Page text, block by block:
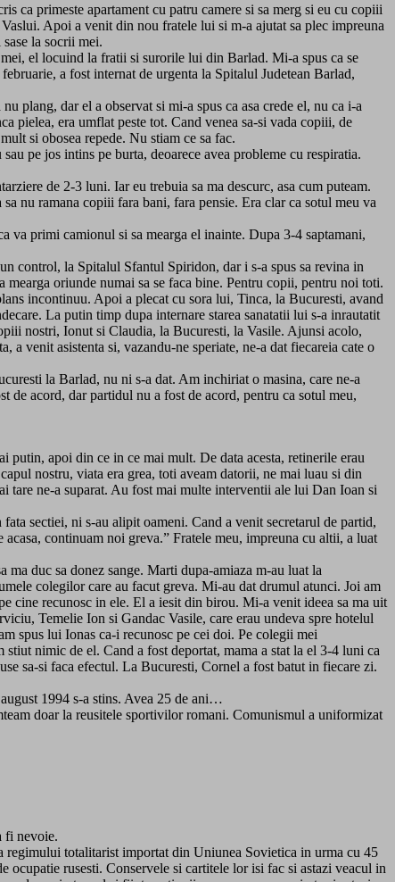
ca primeste apartament cu patru camere si sa merg si eu cu copiii
Apoi a venit din nou fratele lui si m-a ajutat sa plec impreuna
la socrii mei.
el locuind la fratii si surorile lui din Barlad. Mi-a spus ca se
a fost internat de urgenta la Spitalul Judetean Barlad,
plang, dar el a observat si mi-a spus ca asa crede el, nu ca i-a
pielea, era umflat peste tot. Cand venea sa-si vada copiii, de
si obosea repede. Nu stiam ce sa fac.
pe jos intins pe burta, deoarece avea probleme cu respiratia.
de 2-3 luni. Iar eu trebuia sa ma descurc, asa cum puteam.
nu ramana copiii fara bani, fara pensie. Era clar ca sotul meu va
va primi camionul si sa mearga el inainte. Dupa 3-4 saptamani,
control, la Spitalul Sfantul Spiridon, dar i s-a spus sa revina in
oriunde numai sa se faca bine. Pentru copii, pentru noi toti.
incontinuu. Apoi a plecat cu sora lui, Tinca, la Bucuresti, avand
La putin timp dupa internare starea sanatatii lui s-a inrautatit
nostri, Ionut si Claudia, la Bucuresti, la Vasile. Ajunsi acolo,
venit asistenta si, vazandu-ne speriate, ne-a dat fiecareia cate o
la Barlad, nu ni s-a dat. Am inchiriat o masina, care ne-a
acord, dar partidul nu a fost de acord, pentru ca sotul meu,
apoi din ce in ce mai mult. De data acesta, retinerile erau
nostru, viata era grea, toti aveam datorii, ne mai luau si din
tare ne-a suparat. Au fost mai multe interventii ale lui Dan Ioan si
sectiei, ni s-au alipit oameni. Cand a venit secretarul de partid,
continuam noi greva.” Fratele meu, impreuna cu altii, a luat
duc sa donez sange. Marti dupa-amiaza m-au luat la
colegilor care au facut greva. Mi-au dat drumul atunci. Joi am
cine recunosc in ele. El a iesit din birou. Mi-a venit ideea sa ma uit
Temelie Ion si Gandac Vasile, care erau undeva spre hotelul
spus lui Ionas ca-i recunosc pe cei doi. Pe colegii mei
nimic de el. Cand a fost deportat, mama a stat la el 3-4 luni ca
sa-si faca efectul. La Bucuresti, Cornel a fost batut in fiecare zi.
1994 s-a stins. Avea 25 de ani…
doar la reusitele sportivilor romani. Comunismul a uniformizat
fi nevoie.
regimului totalitarist importat din Uniunea Sovietica in urma cu 45
rusesti. Conservele si cartitele lor isi fac si astazi veacul in